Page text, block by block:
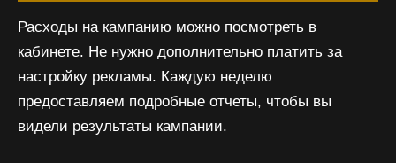
Расходы на кампанию можно посмотреть в
кабинете. Не нужно дополнительно платить за
настройку рекламы. Каждую неделю
предоставляем подробные отчеты, чтобы вы
видели результаты кампании.